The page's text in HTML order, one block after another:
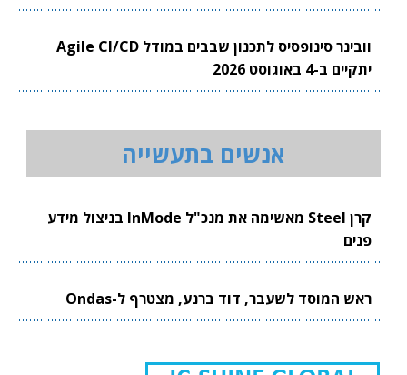
וובינר סינופסיס לתכנון שבבים במודל Agile CI/CD
יתקיים ב-4 באוגוסט 2026
אנשים בתעשייה
קרן Steel מאשימה את מנכ"ל InMode בניצול מידע
פנים
ראש המוסד לשעבר, דוד ברנע, מצטרף ל-Ondas